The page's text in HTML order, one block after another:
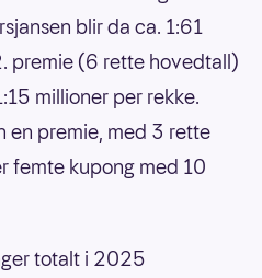
blir da ca. 1:61
premie (6 rette hovedtall)
millioner per rekke.
en premie, med 3 rette
femte kupong med 10
totalt i 2025